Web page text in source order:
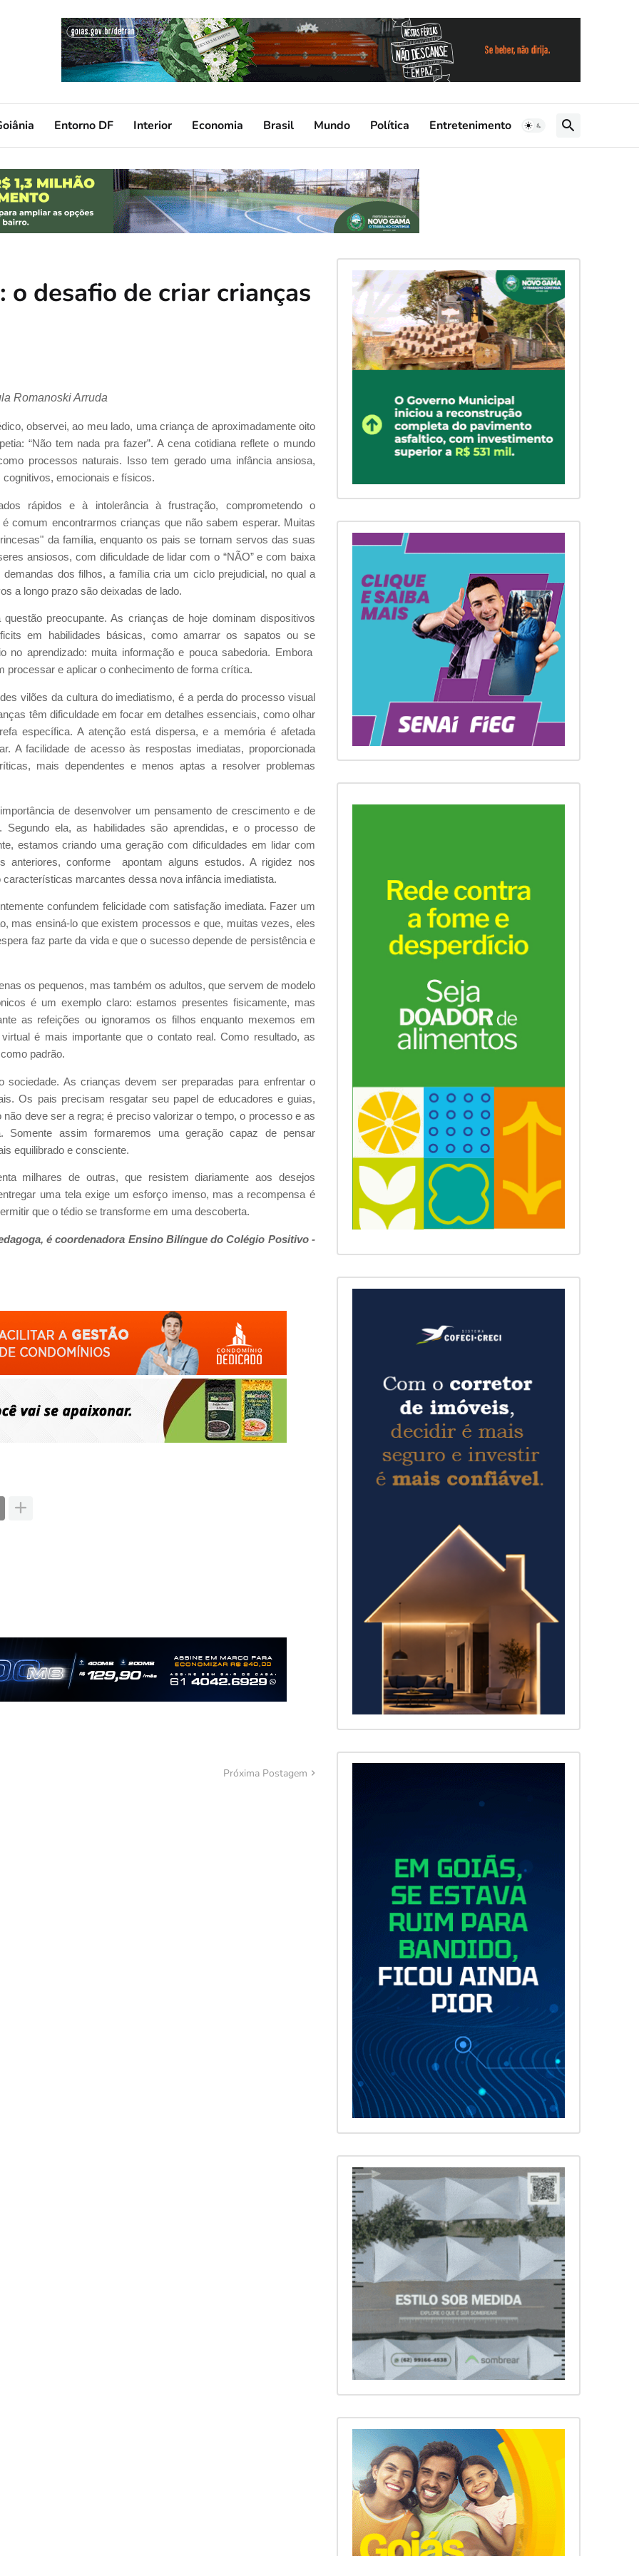
Entorno DF Interior Economia Brasil Mundo Política Entretenimento
desafio de criar crianças
Romanoski Arruda
observei, ao meu lado, uma criança de aproximadamente oito
“Não tem nada pra fazer”. A cena cotidiana reflete o mundo
processos naturais. Isso tem gerado uma infância ansiosa,
emocionais e físicos.
rápidos e à intolerância à frustração, comprometendo o
comum encontrarmos crianças que não sabem esperar. Muitas
da família, enquanto os pais se tornam servos das suas
ansiosos, com dificuldade de lidar com o “NÃO” e com baixa
dos filhos, a família cria um ciclo prejudicial, no qual a
a longo prazo são deixadas de lado.
preocupante. As crianças de hoje dominam dispositivos
em habilidades básicas, como amarrar os sapatos ou se
no aprendizado: muita informação e pouca sabedoria. Embora
processar e aplicar o conhecimento de forma crítica.
vilões da cultura do imediatismo, é a perda do processo visual
têm dificuldade em focar em detalhes essenciais, como olhar
específica. A atenção está dispersa, e a memória é afetada
A facilidade de acesso às respostas imediatas, proporcionada
mais dependentes e menos aptas a resolver problemas
de desenvolver um pensamento de crescimento e de
ela, as habilidades são aprendidas, e o processo de
estamos criando uma geração com dificuldades em lidar com
anteriores, conforme apontam alguns estudos. A rigidez nos
marcantes dessa nova infância imediatista.
confundem felicidade com satisfação imediata. Fazer um
mas ensiná-lo que existem processos e que, muitas vezes, eles
faz parte da vida e que o sucesso depende de persistência e
os pequenos, mas também os adultos, que servem de modelo
é um exemplo claro: estamos presentes fisicamente, mas
as refeições ou ignoramos os filhos enquanto mexemos em
é mais importante que o contato real. Como resultado, as
padrão.
As crianças devem ser preparadas para enfrentar o
Os pais precisam resgatar seu papel de educadores e guias,
deve ser a regra; é preciso valorizar o tempo, o processo e as
assim formaremos uma geração capaz de pensar
equilibrado e consciente.
milhares de outras, que resistem diariamente aos desejos
uma tela exige um esforço imenso, mas a recompensa é
que o tédio se transforme em uma descoberta.
é coordenadora Ensino Bilíngue do Colégio Positivo -
Próxima Postagem